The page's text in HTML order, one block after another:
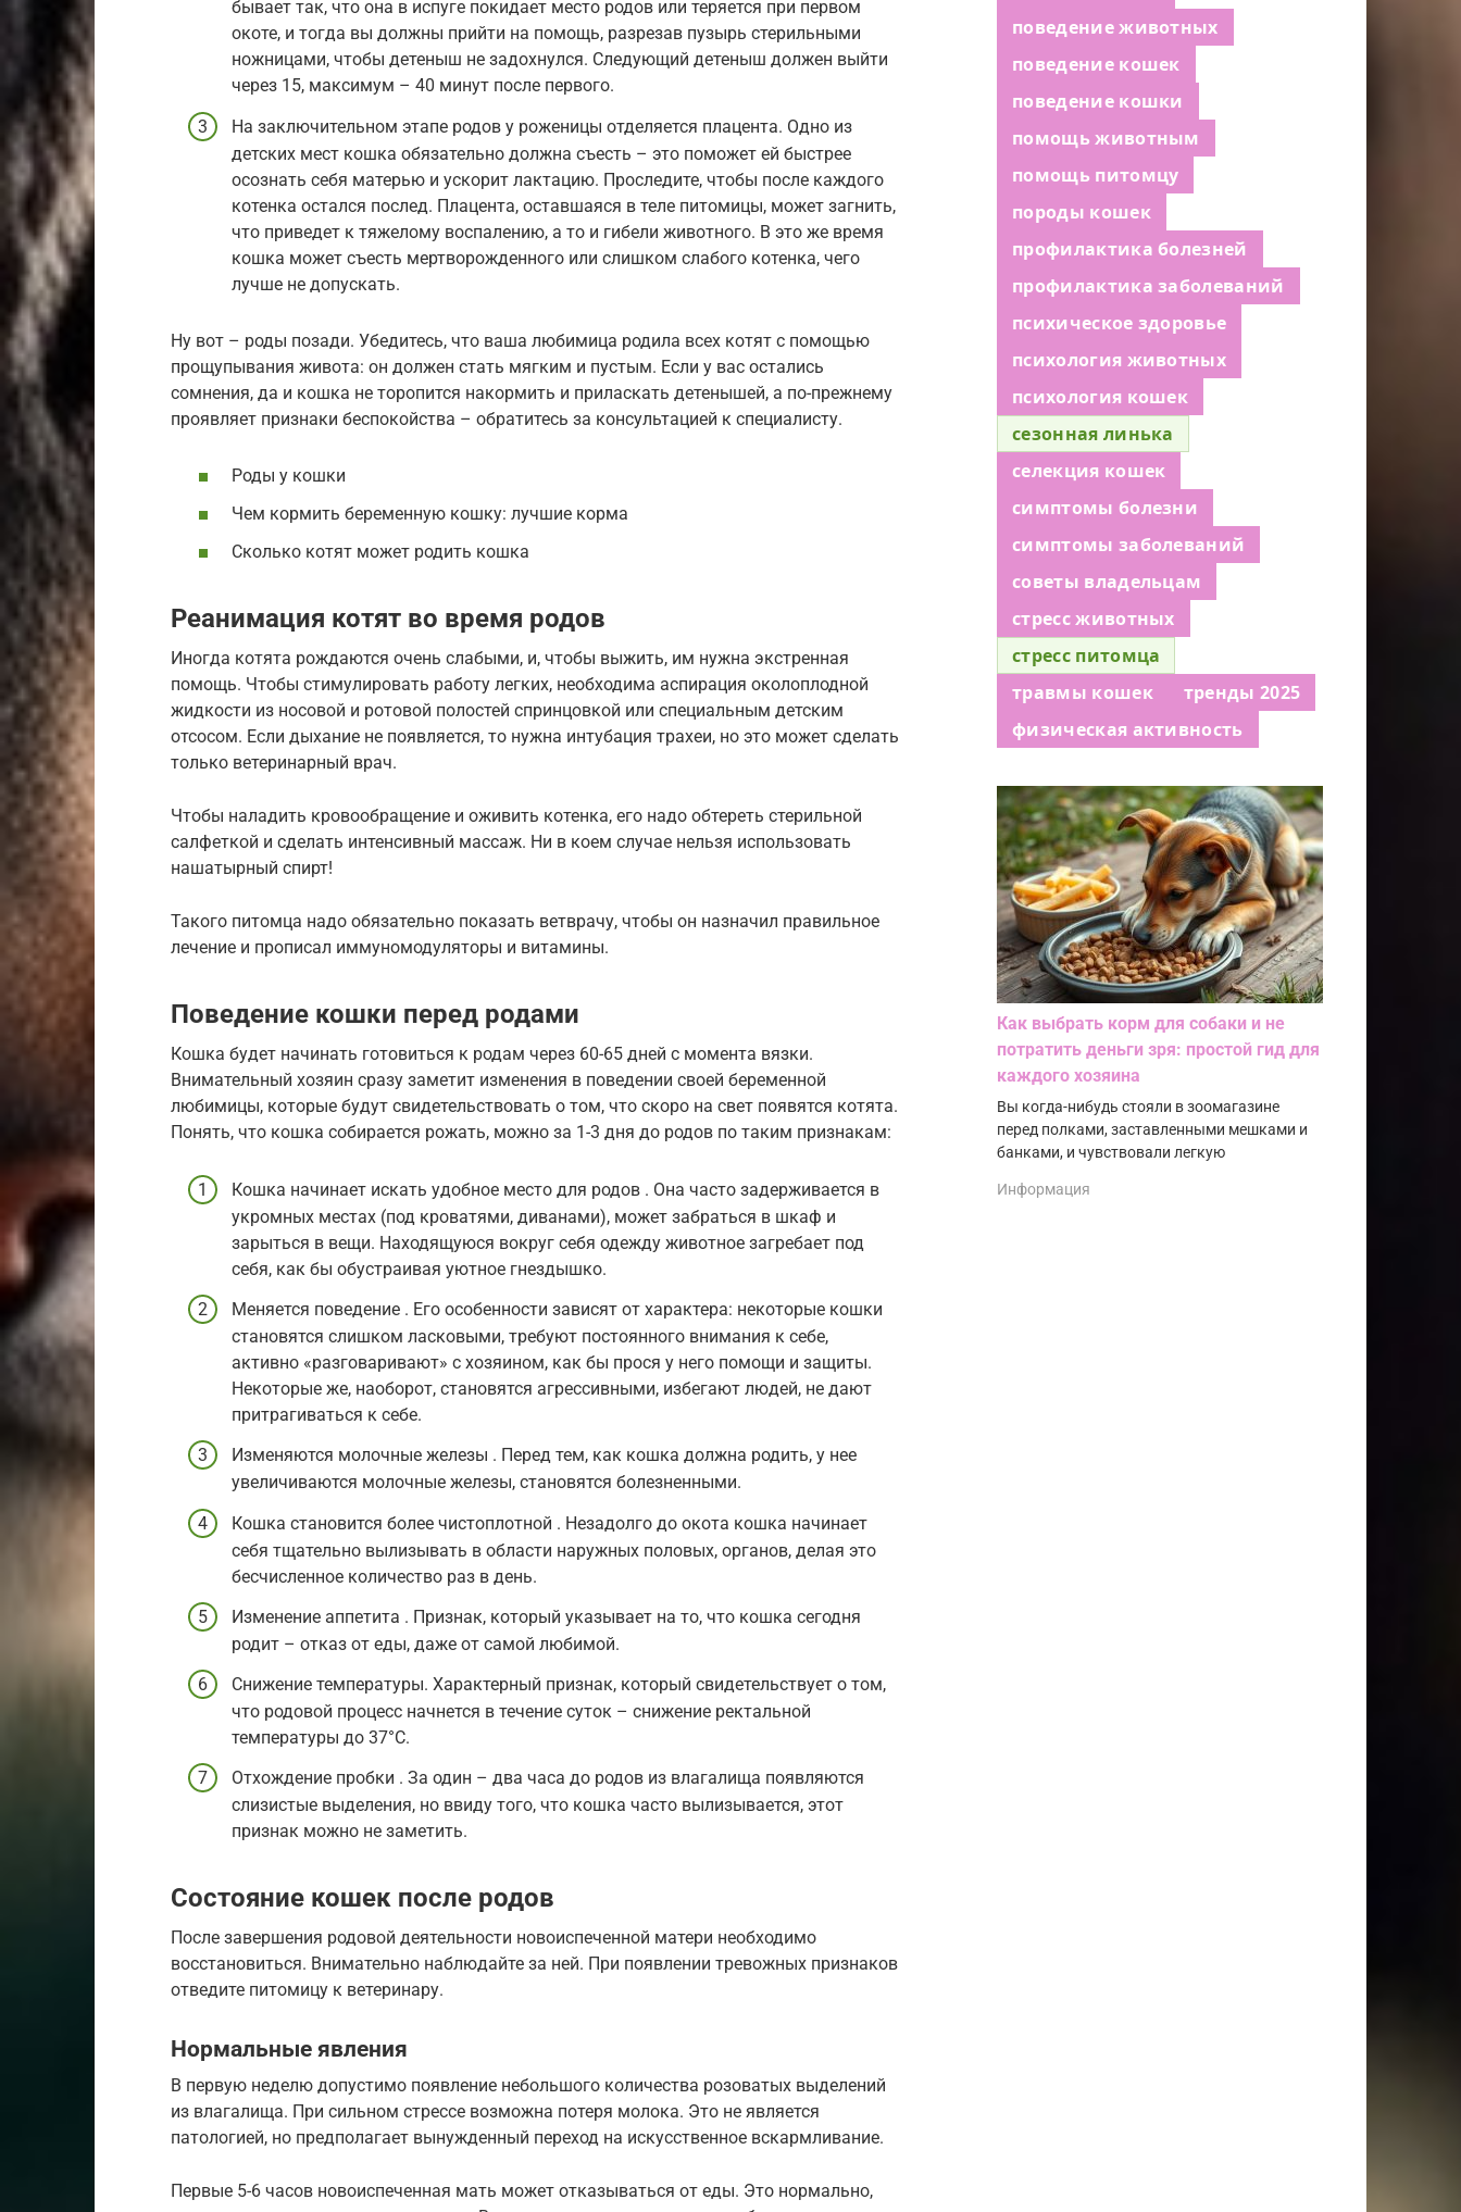
бывает так, что она в испуге покидает место родов или теряется при первом
окоте, и тогда вы должны прийти на помощь, разрезав пузырь стерильными
ножницами, чтобы детеныш не задохнулся. Следующий детеныш должен выйти
через 15, максимум – 40 минут после первого.
На заключительном этапе родов у роженицы отделяется плацента. Одно из
детских мест кошка обязательно должна съесть – это поможет ей быстрее
осознать себя матерью и ускорит лактацию. Проследите, чтобы после каждого
котенка остался послед. Плацента, оставшаяся в теле питомицы, может загнить,
что приведет к тяжелому воспалению, а то и гибели животного. В это же время
кошка может съесть мертворожденного или слишком слабого котенка, чего
лучше не допускать.
Ну вот – роды позади. Убедитесь, что ваша любимица родила всех котят с помощью
прощупывания живота: он должен стать мягким и пустым. Если у вас остались
сомнения, да и кошка не торопится накормить и приласкать детенышей, а по-прежнему
проявляет признаки беспокойства – обратитесь за консультацией к специалисту.
Роды у кошки
Чем кормить беременную кошку: лучшие корма
Сколько котят может родить кошка
Реанимация котят во время родов
Иногда котята рождаются очень слабыми, и, чтобы выжить, им нужна экстренная
помощь. Чтобы стимулировать работу легких, необходима аспирация околоплодной
жидкости из носовой и ротовой полостей спринцовкой или специальным детским
отсосом. Если дыхание не появляется, то нужна интубация трахеи, но это может сделать
только ветеринарный врач.
Чтобы наладить кровообращение и оживить котенка, его надо обтереть стерильной
салфеткой и сделать интенсивный массаж. Ни в коем случае нельзя использовать
нашатырный спирт!
Такого питомца надо обязательно показать ветврачу, чтобы он назначил правильное
лечение и прописал иммуномодуляторы и витамины.
Поведение кошки перед родами
Кошка будет начинать готовиться к родам через 60-65 дней с момента вязки.
Внимательный хозяин сразу заметит изменения в поведении своей беременной
любимицы, которые будут свидетельствовать о том, что скоро на свет появятся котята.
Понять, что кошка собирается рожать, можно за 1-3 дня до родов по таким признакам:
Кошка начинает искать удобное место для родов . Она часто задерживается в
укромных местах (под кроватями, диванами), может забраться в шкаф и
зарыться в вещи. Находящуюся вокруг себя одежду животное загребает под
себя, как бы обустраивая уютное гнездышко.
Меняется поведение . Его особенности зависят от характера: некоторые кошки
становятся слишком ласковыми, требуют постоянного внимания к себе,
активно «разговаривают» с хозяином, как бы прося у него помощи и защиты.
Некоторые же, наоборот, становятся агрессивными, избегают людей, не дают
притрагиваться к себе.
Изменяются молочные железы . Перед тем, как кошка должна родить, у нее
увеличиваются молочные железы, становятся болезненными.
Кошка становится более чистоплотной . Незадолго до окота кошка начинает
себя тщательно вылизывать в области наружных половых, органов, делая это
бесчисленное количество раз в день.
Изменение аппетита . Признак, который указывает на то, что кошка сегодня
родит – отказ от еды, даже от самой любимой.
Снижение температуры. Характерный признак, который свидетельствует о том,
что родовой процесс начнется в течение суток – снижение ректальной
температуры до 37°С.
Отхождение пробки . За один – два часа до родов из влагалища появляются
слизистые выделения, но ввиду того, что кошка часто вылизывается, этот
признак можно не заметить.
Состояние кошек после родов
После завершения родовой деятельности новоиспеченной матери необходимо
восстановиться. Внимательно наблюдайте за ней. При появлении тревожных признаков
отведите питомицу к ветеринару.
Нормальные явления
В первую неделю допустимо появление небольшого количества розоватых выделений
из влагалища. При сильном стрессе возможна потеря молока. Это не является
патологией, но предполагает вынужденный переход на искусственное вскармливание.
Первые 5-6 часов новоиспеченная мать может отказываться от еды. Это нормально,
поведение животных
поведение кошек
поведение кошки
помощь животным
помощь питомцу
породы кошек
профилактика болезней
профилактика заболеваний
психическое здоровье
психология животных
психология кошек
сезонная линька
селекция кошек
симптомы болезни
симптомы заболеваний
советы владельцам
стресс животных
стресс питомца
травмы кошек
тренды 2025
физическая активность
Как выбрать корм для собаки и не
потратить деньги зря: простой гид для
каждого хозяина
Вы когда-нибудь стояли в зоомагазине
перед полками, заставленными мешками и
банками, и чувствовали легкую
Информация